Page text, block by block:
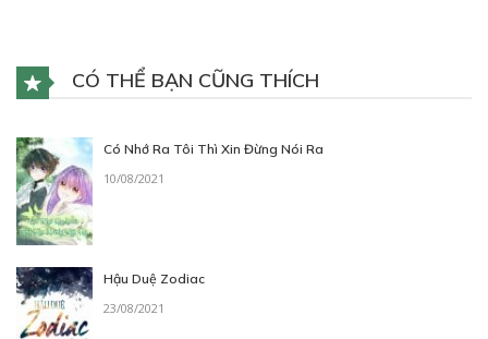
CÓ THỂ BẠN CŨNG THÍCH
Có Nhớ Ra Tôi Thì Xin Đừng Nói Ra
10/08/2021
Hậu Duệ Zodiac
23/08/2021